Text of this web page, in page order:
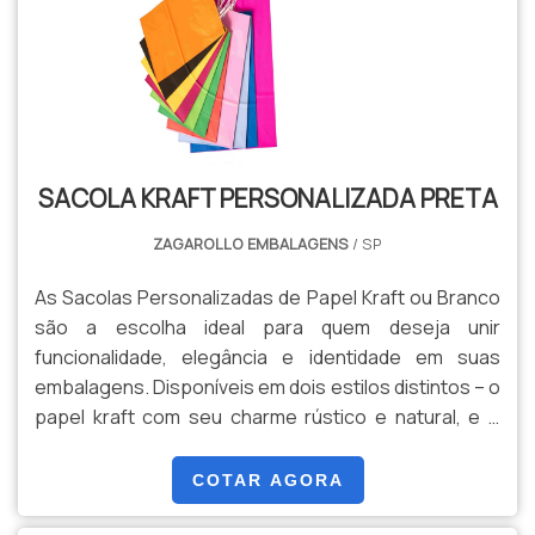
escolha mais sustentável. Disponível em vários
tamanhos e com diferentes opções de alças – seja
de papel ou corda – o Saco Kraft atende às suas
necessidades com eficiência e estilo. Ideal para
empresas que desejam reforçar seu compromisso
toque de charme natural em suas embalagens.
SACOLA KRAFT PERSONALIZADA PRETA
ZAGAROLLO EMBALAGENS / SP
As Sacolas Personalizadas de Papel Kraft ou Branco
são a escolha ideal para quem deseja unir
funcionalidade, elegância e identidade em suas
embalagens. Disponíveis em dois estilos distintos – o
papel kraft com seu charme rústico e natural, e o
– essas sacolas oferecem versatilidade para
atender a diversas necessidades e preferências.
COTAR AGORA